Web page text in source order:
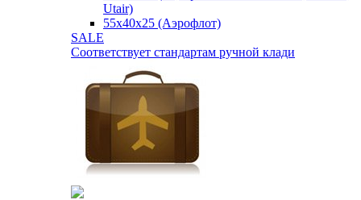
Utair)
55х40х25 (Аэрофлот)
SALE
Соответствует стандартам ручной клади